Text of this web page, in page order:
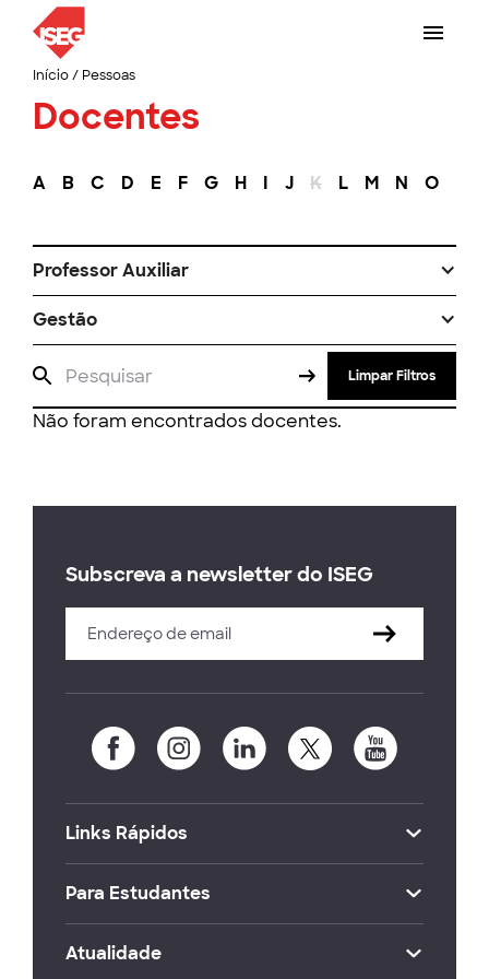
Início/ Pessoas
Docentes
A B C D E F G H I J K L M N O
Professor Auxiliar
Gestão
Limpar Filtros
Não foram encontrados docentes.
Subscreva a newsletter do ISEG
Links Rápidos
Para Estudantes
Atualidade